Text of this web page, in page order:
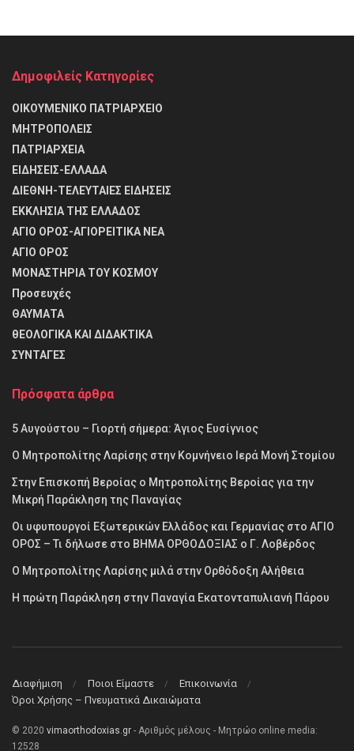
Δημοφιλείς Κατηγορίες
ΟΙΚΟΥΜΕΝΙΚΟ ΠΑΤΡΙΑΡΧΕΙΟ
ΜΗΤΡΟΠΟΛΕΙΣ
ΠΑΤΡΙΑΡΧΕΙΑ
ΕΙΔΗΣΕΙΣ-ΕΛΛΑΔΑ
ΔΙΕΘΝΗ-ΤΕΛΕΥΤΑΙΕΣ ΕΙΔΗΣΕΙΣ
ΕΚΚΛΗΣΙΑ ΤΗΣ ΕΛΛΑΔΟΣ
ΑΓΙΟ ΟΡΟΣ-ΑΓΙΟΡΕΙΤΙΚΑ ΝΕΑ
ΑΓΙΟ ΟΡΟΣ
ΜΟΝΑΣΤΗΡΙΑ ΤΟΥ ΚΟΣΜΟΥ
Προσευχές
ΘΑΥΜΑΤΑ
θΕΟΛΟΓΙΚΑ ΚΑΙ ΔΙΔΑΚΤΙΚΑ
ΣΥΝΤΑΓΕΣ
Πρόσφατα άρθρα
5 Αυγούστου – Γιορτή σήμερα: Άγιος Ευσίγνιος
Ο Μητροπολίτης Λαρίσης στην Κομνήνειο Ιερά Μονή Στομίου
Στην Επισκοπή Βεροίας ο Μητροπολίτης Βεροίας για την
Μικρή Παράκληση της Παναγίας
Οι υφυπουργοί Εξωτερικών Ελλάδος και Γερμανίας στο ΑΓΙΟ
ΟΡΟΣ – Τι δήλωσε στο ΒΗΜΑ ΟΡΘΟΔΟΞΙΑΣ ο Γ. Λοβέρδος
Ο Μητροπολίτης Λαρίσης μιλά στην Ορθόδοξη Αλήθεια
Η πρώτη Παράκληση στην Παναγία Εκατονταπυλιανή Πάρου
Διαφήμιση Ποιοι Είμαστε
Επικοινωνία
Όροι Χρήσης – Πνευματικά Δικαιώματα
© 2020 vimaorthodoxias.gr - Αριθμός μέλους - Μητρώο online media:
12528